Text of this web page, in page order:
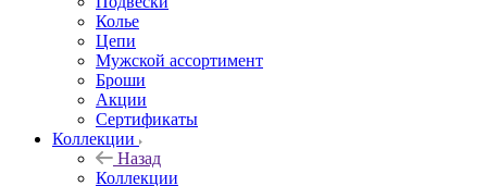
Колье
Цепи
Мужской ассортимент
Броши
Акции
Сертификаты
Коллекции
Назад
Коллекции